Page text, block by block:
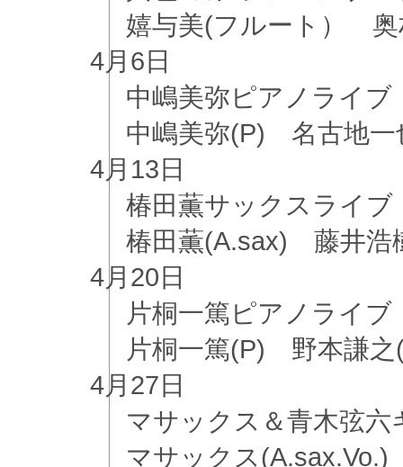
嬉与美(フルート）
4月 6日
中嶋美弥ピアノライブ
中嶋美弥(P) 名古地
4月 13日
椿田薫サックスライブ
椿田薫(A.sax) 藤井
4月 20日
片桐一篤ピアノライブ
片桐一篤(P) 野本謙
4月 27日
マサックス＆青木弦六
マサックス